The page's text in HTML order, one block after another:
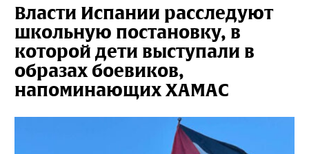
Власти Испании расследуют
школьную постановку, в
которой дети выступали в
образах боевиков,
напоминающих ХАМАС